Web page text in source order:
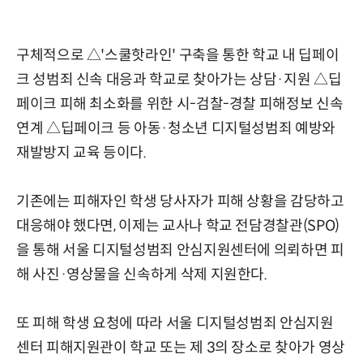
구체적으로 △'스쿨핫라인' 구축을 통한 학교 내 딥페이
크 성범죄 신속 대응과 학교로 찾아가는 상담·지원 △딥
페이크 피해 최소화를 위한 시-검찰-경찰 피해정보 신속
연계 △딥페이크 등 아동·청소년 디지털성범죄 예방와
재발방지 교육 등이다.
기존에는 피해자인 학생 당사자가 피해 상황을 감당하고
대응해야 했다면, 이제는 교사나 학교 전담경찰관(SPO)
을 통해 서울 디지털성범죄 안심지원센터에 의뢰하면 피
해 사진·영상물을 신속하게 삭제 지원한다.
또 피해 학생 요청에 따라 서울 디지털성범죄 안심지원
센터 피해지원관이 학교 또는 제 3의 장소로 찾아가 영상